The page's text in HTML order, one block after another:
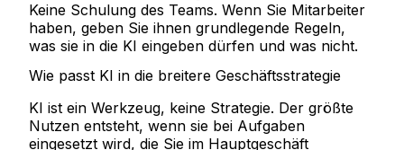
Keine Schulung des Teams. Wenn Sie Mitarbeiter
haben, geben Sie ihnen grundlegende Regeln,
was sie in die KI eingeben dürfen und was nicht.
Wie passt KI in die breitere Geschäftsstrategie
KI ist ein Werkzeug, keine Strategie. Der größte
Nutzen entsteht, wenn sie bei Aufgaben
eingesetzt wird, die Sie im Hauptgeschäft